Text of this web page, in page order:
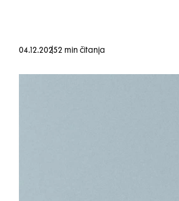
04.12.20252 min čitanja